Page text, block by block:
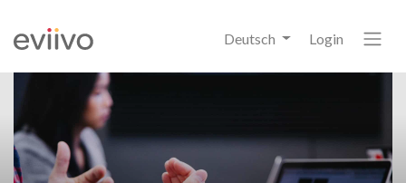
Deutsch Login